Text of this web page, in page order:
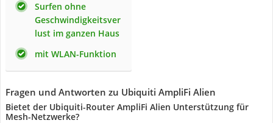
Surfen ohne
Geschwindigkeitsver
lust im ganzen Haus
mit WLAN-Funktion
Fragen und Antworten zu Ubiquiti AmpliFi Alien
Bietet der Ubiquiti-Router AmpliFi Alien Unterstützung für
Mesh-Netzwerke?